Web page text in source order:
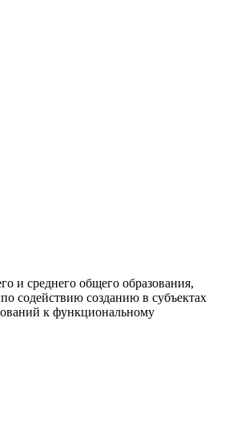
и среднего общего образования,
содействию созданию в субъектах
к функциональному